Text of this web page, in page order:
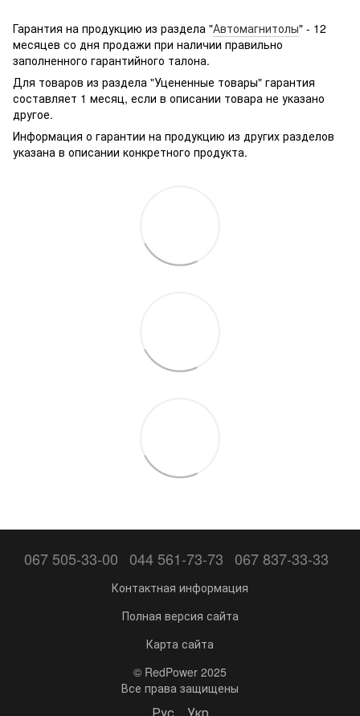
g361hhadsek/p3316040/#
Гарантия на продукцию из раздела "Автомагнитолы" - 12
месяцев со дня продажи при наличии правильно
заполненного гарантийного талона.
Для товаров из раздела "Уцененные товары" гарантия
составляет 1 месяц, если в описании товара не указано
другое.
Информация о гарантии на продукцию из других разделов
указана в описании конкретного продукта.
067 505-33-00 044 561-73-73 067 837-33-33
Контактная информация
Полная версия сайта
Карта сайта
© RedPower 2025
Все права защищены